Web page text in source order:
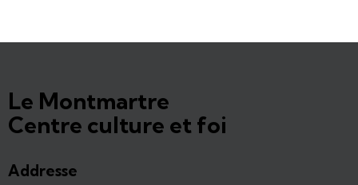
Le Montmartre
Centre culture et foi
Addresse